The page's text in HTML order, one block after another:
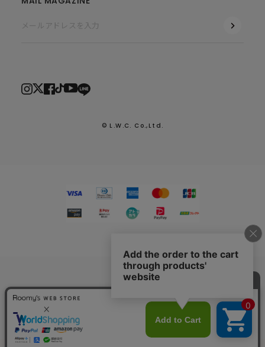
2026.7.29
熊本県熊本地方を震源とする地震による配送への影響につい
て
© L.W.C. Co.,Ltd.